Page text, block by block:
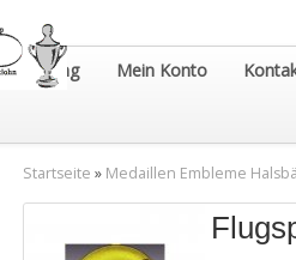
Gosling Mein Konto
Startseite » Medaillen Embleme